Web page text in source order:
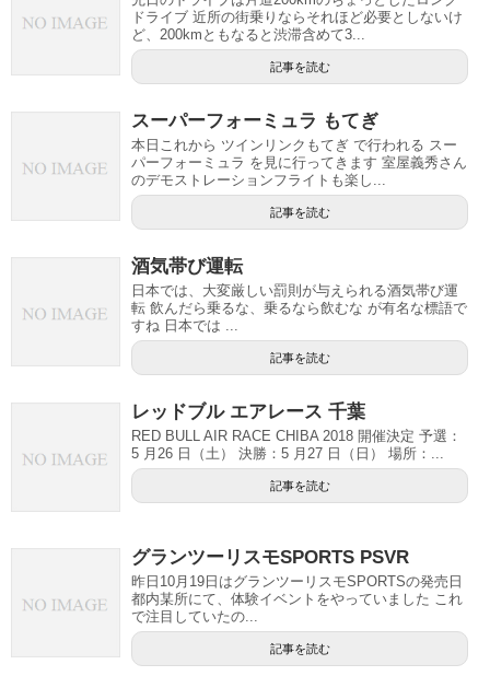
ドライブ 近所の街乗りならそれほど必要としないけ
ど、200kmともなると渋滞含めて3...
記事を読む
スーパーフォーミュラ もてぎ
本日これから ツインリンクもてぎ で行われる スー
パーフォーミュラ を見に行ってきます 室屋義秀さん
のデモストレーションフライトも楽し...
記事を読む
酒気帯び運転
日本では、大変厳しい罰則が与えられる酒気帯び運
転 飲んだら乗るな、乗るなら飲むな が有名な標語で
すね 日本では ...
記事を読む
レッドブル エアレース 千葉
RED BULL AIR RACE CHIBA 2018 開催決定 予選：
5 月26 日（土） 決勝：5 月27 日（日） 場所：...
記事を読む
グランツーリスモSPORTS PSVR
昨日10月19日はグランツーリスモSPORTSの発売日
都内某所にて、体験イベントをやっていました これ
で注目していたの...
記事を読む